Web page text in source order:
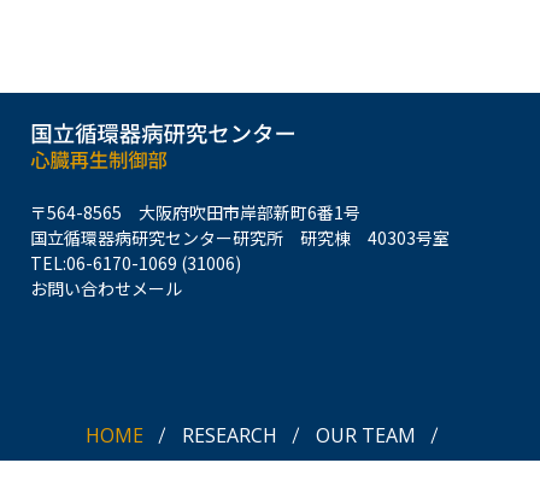
〒564-8565 大阪府吹田市岸部新町6番1号
国立循環器病研究センター研究所 研究棟 40303号室
TEL:06-6170-1069 (31006)
お問い合わせメール
HOME RESEARCH
OUR TEAM